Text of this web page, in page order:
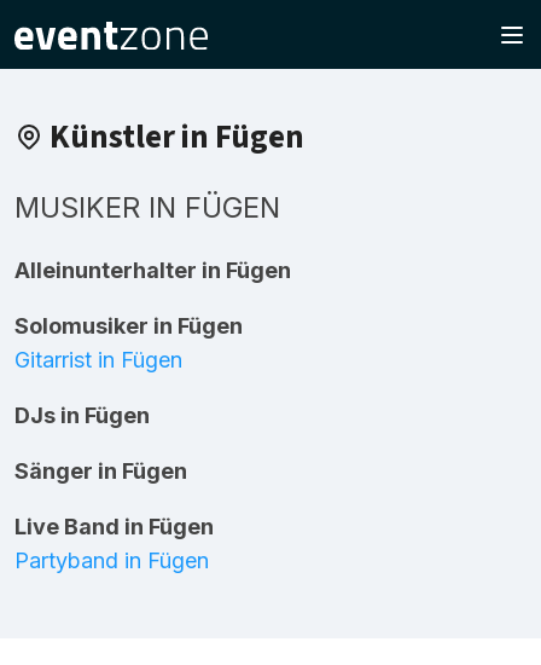
Künstler in Fügen
MUSIKER IN FÜGEN
Alleinunterhalter in Fügen
Solomusiker in Fügen
Gitarrist in Fügen
DJs in Fügen
Sänger in Fügen
Live Band in Fügen
Partyband in Fügen